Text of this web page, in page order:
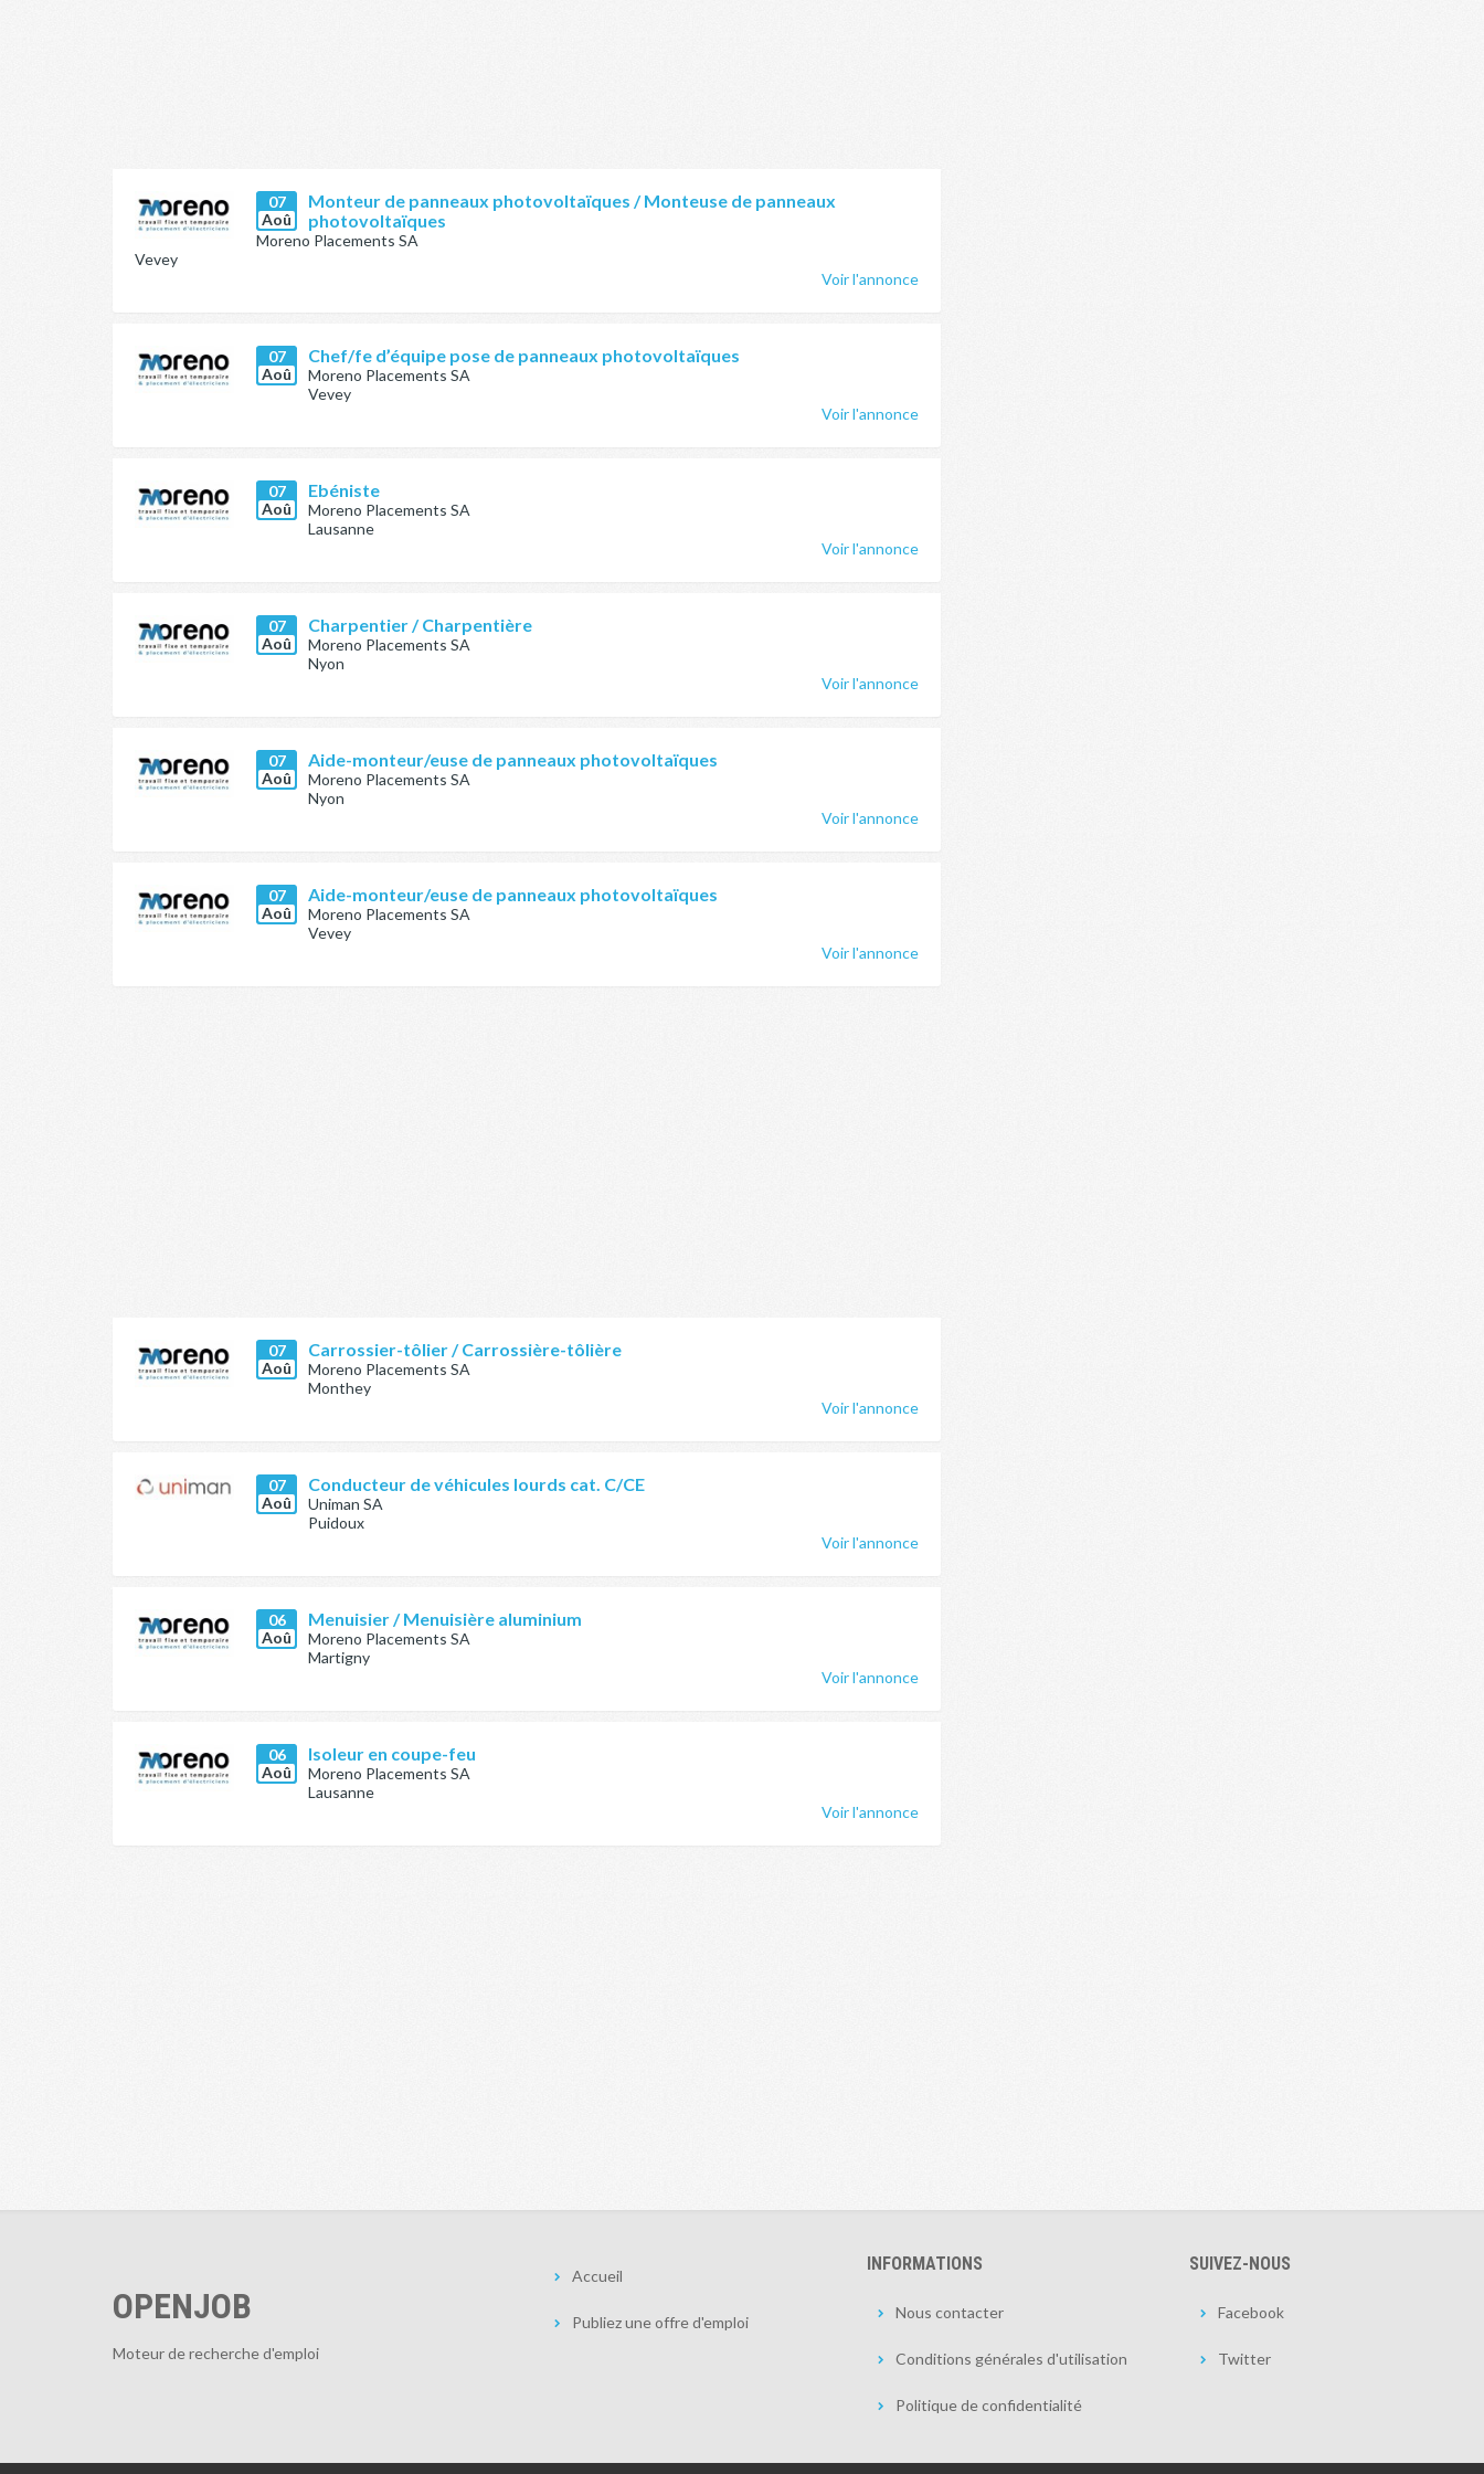
07
Aoû
Monteur de panneaux photovoltaïques / Monteuse de panneaux
photovoltaïques
Moreno Placements SA
Vevey
Voir l'annonce
07
Aoû
Chef/fe d’équipe pose de panneaux photovoltaïques
Moreno Placements SA
Vevey
Voir l'annonce
07
Aoû
Ebéniste
Moreno Placements SA
Lausanne
Voir l'annonce
07
Aoû
Charpentier / Charpentière
Moreno Placements SA
Nyon
Voir l'annonce
07
Aoû
Aide-monteur/euse de panneaux photovoltaïques
Moreno Placements SA
Nyon
Voir l'annonce
07
Aoû
Aide-monteur/euse de panneaux photovoltaïques
Moreno Placements SA
Vevey
Voir l'annonce
07
Aoû
Carrossier-tôlier / Carrossière-tôlière
Moreno Placements SA
Monthey
Voir l'annonce
07
Aoû
Conducteur de véhicules lourds cat. C/CE
Uniman SA
Puidoux
Voir l'annonce
06
Aoû
Menuisier / Menuisière aluminium
Moreno Placements SA
Martigny
Voir l'annonce
06
Aoû
Isoleur en coupe-feu
Moreno Placements SA
Lausanne
Voir l'annonce
OPENJOB
Moteur de recherche d'emploi
Accueil
Publiez une offre d'emploi
INFORMATIONS
Nous contacter
Conditions générales d'utilisation
Politique de confidentialité
SUIVEZ-NOUS
Facebook
Twitter